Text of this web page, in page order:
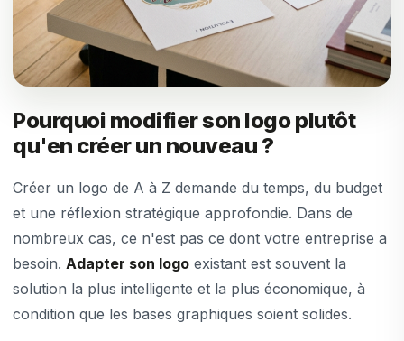
Pourquoi modifier son logo plutôt
qu'en créer un nouveau ?
Créer un logo de A à Z demande du temps, du budget
et une réflexion stratégique approfondie. Dans de
nombreux cas, ce n'est pas ce dont votre entreprise a
besoin. Adapter son logo existant est souvent la
solution la plus intelligente et la plus économique, à
condition que les bases graphiques soient solides.